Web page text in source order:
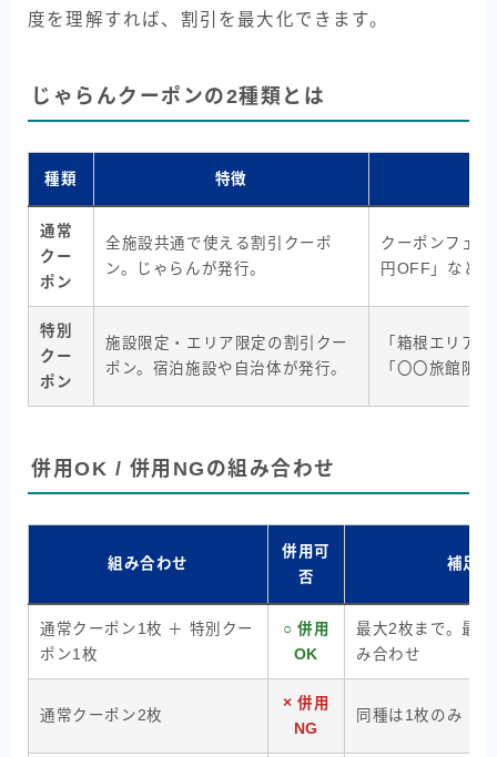
度を理解すれば、割引を最大化できます。
じゃらんクーポンの2種類とは
種類 特徴
通常
クー
ポン
全施設共通で使える割引クーポ
ン。じゃらんが発行。
クーポンフェ
円OFF」など
特別
クー
ポン
施設限定・エリア限定の割引クー
ポン。宿泊施設や自治体が発行。
「箱根エリア
「〇〇旅館限
併用OK / 併用NGの組み合わせ
組み合わせ
併用可
否
補足
通常クーポン1枚 ＋ 特別クー
ポン1枚
○ 併用
OK
最大2枚まで。最
み合わせ
通常クーポン2枚
× 併用
NG
同種は1枚のみ